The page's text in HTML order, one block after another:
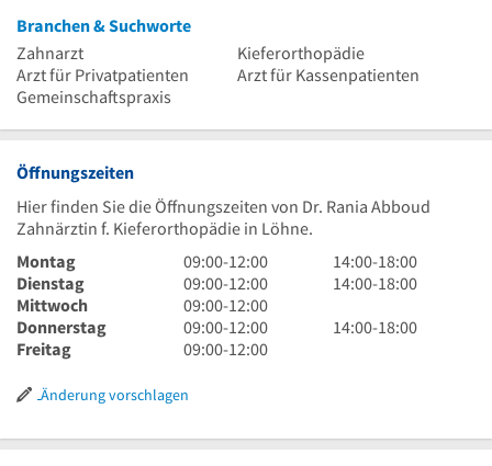
Branchen & Suchworte
Zahnarzt
Kieferorthopädie
Arzt für Privatpatienten
Arzt für Kassenpatienten
Gemeinschaftspraxis
Öffnungszeiten
Hier finden Sie die Öffnungszeiten von Dr. Rania Abboud
Zahnärztin f. Kieferorthopädie in Löhne.
Montag
9
Uhr
bis
12
Uhr
09:00-12:00
14
Uhr
18
14:00-18:00
Dienstag
9
Uhr
bis
12
09:00-12:00
14
bis
14:00-18:00
Mittwoch
9
Uhr
bis
Uhr
09:00-12:00
Donnerstag
9
Uhr
12
09:00-12:00
14
14:00-18:00
Freitag
9
bis
Uhr
09:00-12:00
Änderung vorschlagen